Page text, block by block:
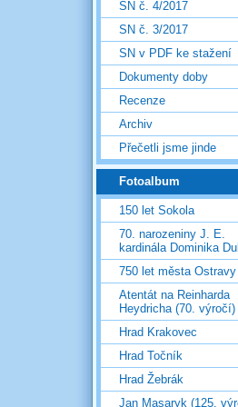
SN č. 4/2017
SN č. 3/2017
SN v PDF ke stažení
Dokumenty doby
Recenze
Archiv
Přečetli jsme jinde
Fotoalbum
150 let Sokola
70. narozeniny J. E.
kardinála Dominika
750 let města Ostravy
Atentát na Reinharda
Heydricha (70. výročí)
Hrad Krakovec
Hrad Točník
Hrad Žebrák
Jan Masaryk (125.